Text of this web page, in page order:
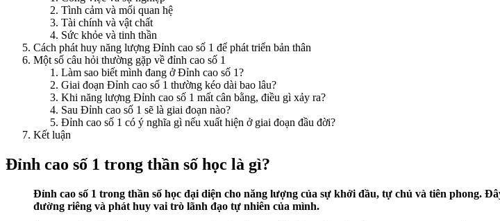
Tình cảm và mối quan hệ
Tài chính và vật chất
Sức khỏe và tinh thần
Cách phát huy năng lượng Đỉnh cao số 1 để phát triển bản thân
Một số câu hỏi thường gặp về đỉnh cao số 1
Làm sao biết mình đang ở Đỉnh cao số 1?
Giai đoạn Đỉnh cao số 1 thường kéo dài bao lâu?
Khi năng lượng Đỉnh cao số 1 mất cân bằng, điều gì xảy ra?
Sau Đỉnh cao số 1 sẽ là giai đoạn nào?
Đỉnh cao số 1 có ý nghĩa gì nếu xuất hiện ở giai đoạn đầu đời?
Kết luận
Đỉnh cao số 1 trong thần số học là gì?
Đỉnh cao số 1 trong thần số học đại diện cho năng lượng của sự khởi đầu, tự chủ và tiên phong.
đường riêng và phát huy vai trò lãnh đạo tự nhiên của mình.